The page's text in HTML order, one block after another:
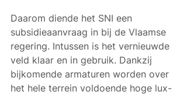
Daarom diende het SNI een
subsidieaanvraag in bij de Vlaamse
regering. Intussen is het vernieuwde
veld klaar en in gebruik. Dankzij
bijkomende armaturen worden over
het hele terrein voldoende hoge lux-